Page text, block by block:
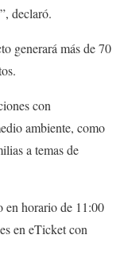
declaró.
generará más de 70
con
ambiente, como
a temas de
en horario de 11:00
en eTicket con